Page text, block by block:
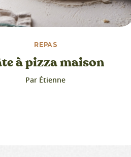
REPAS
à pizza maison
Par Étienne